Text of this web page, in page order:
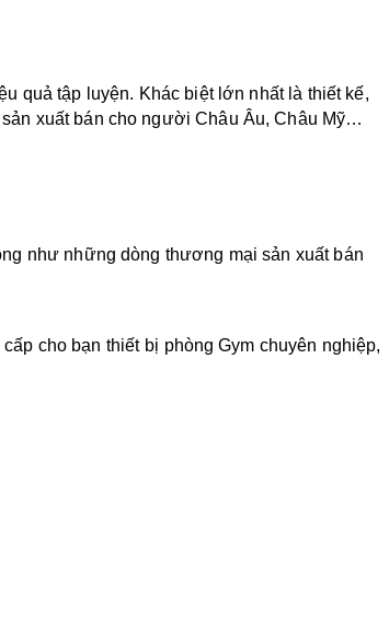
quả tập luyện. Khác biệt lớn nhất là thiết kế,
xuất bán cho người Châu Âu, Châu Mỹ…
như những dòng thương mại sản xuất bán
cho bạn thiết bị phòng Gym chuyên nghiệp,